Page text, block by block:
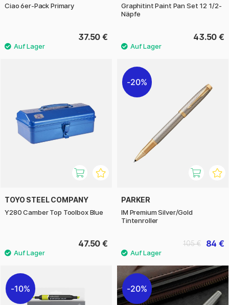
Ciao 6er-Pack Primary
37.50 €
Graphitint Paint Pan Set 12 1/2-
Näpfe
43.50 €
TOYO STEEL COMPANY
Y280 Camber Top Toolbox Blue
47.50 €
20%
PARKER
IM Premium Silver/Gold
Tintenroller
84 €
105 €
10% 20%